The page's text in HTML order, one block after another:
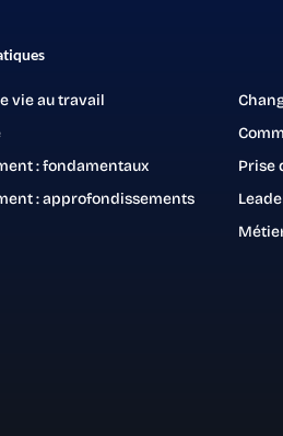
vie au travail
: fondamentaux
: approfondissements
Prise